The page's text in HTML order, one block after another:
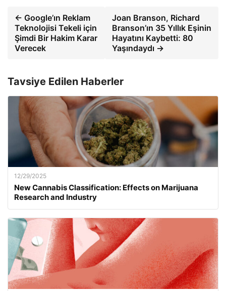
← Google’ın Reklam
Teknolojisi Tekeli için
Şimdi Bir Hakim Karar
Verecek
Joan Branson, Richard
Branson’ın 35 Yıllık Eşinin
Hayatını Kaybetti: 80
Yaşındaydı →
Tavsiye Edilen Haberler
12/29/2025
New Cannabis Classification: Effects on Marijuana
Research and Industry